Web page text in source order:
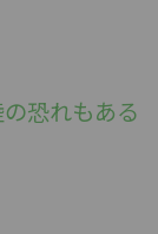
恐れもある